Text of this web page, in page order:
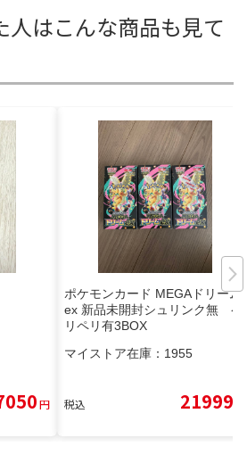
人はこんな商品も見て
円
ポケモンカード MEGAドリーム
ex 新品未開封シュリンク無 ペ
リペリ有3BOX
マイストア在庫： 1955
税込 21999